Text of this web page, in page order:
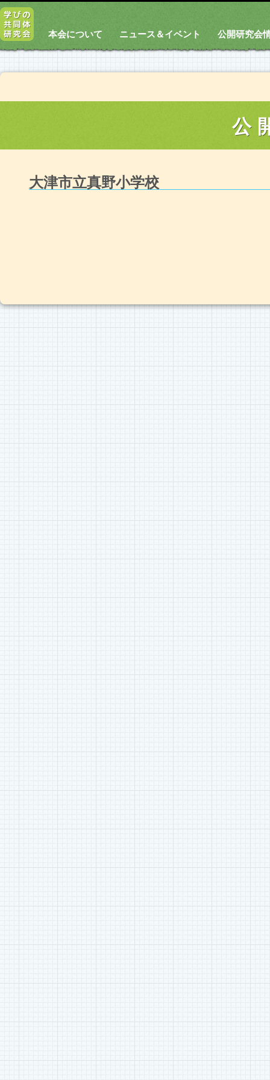
本会について ニュース＆イベント 公開研究会
公
大津市立真野小学校